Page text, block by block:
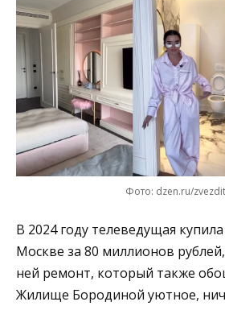
Фото: dzen.ru/
В 2024 году телеведущая
Москве за 80 миллионов
ней ремонт, который также
Жилище Бородиной уютное,